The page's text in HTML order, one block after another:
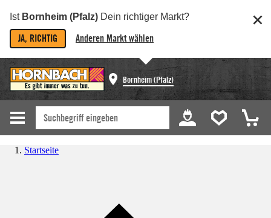
Ist Bornheim (Pfalz) Dein richtiger Markt?
JA, RICHTIG Anderen Markt wählen
Bornheim (Pfalz)
Startseite